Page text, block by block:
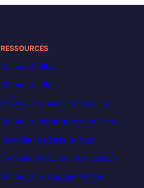
RESSOURCES
Decoded | Blog
Découvrir n8n
Découvrir le machine learning
Découvrir l’intelligence artificielle
Le métier de Data Analyst
Formation POEI en informatique
Découvrir le langage Python